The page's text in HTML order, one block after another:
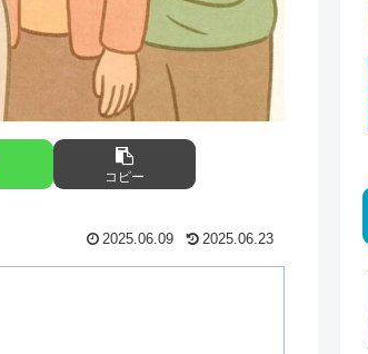
コピー
2025.06.09 2025.06.23